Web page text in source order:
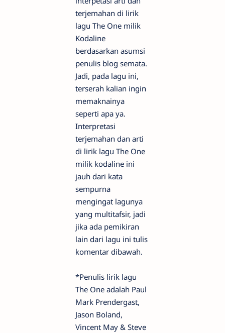
terjemahan di lirik
lagu The One milik
Kodaline
berdasarkan asumsi
penulis blog semata.
Jadi, pada lagu ini,
terserah kalian ingin
memaknainya
seperti apa ya.
Interpretasi
terjemahan dan arti
di lirik lagu The One
milik kodaline ini
jauh dari kata
sempurna
mengingat lagunya
yang multitafsir, jadi
jika ada pemikiran
lain dari lagu ini tulis
komentar dibawah.
*Penulis lirik lagu
The One adalah Paul
Mark Prendergast,
Jason Boland,
Vincent May & Steve